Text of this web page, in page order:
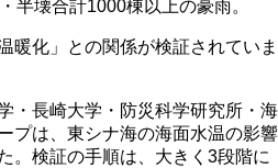
半壊合計1000棟以上の豪雨。
暖化」との関係が検証されていま
・長崎大学・防災科学研究所・海
プは、東シナ海の海面水温の影響
。検証の手順は、大きく3段階に